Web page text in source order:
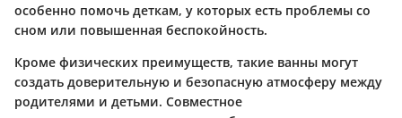
особенно помочь деткам, у которых есть проблемы со
сном или повышенная беспокойность.
Кроме физических преимуществ, такие ванны могут
создать доверительную и безопасную атмосферу между
родителями и детьми. Совместное